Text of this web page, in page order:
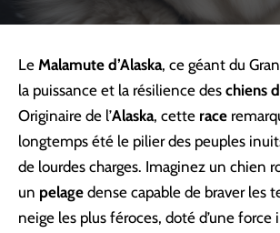
Le Malamute d’Alaska, ce géant du
la puissance et la résilience des chiens
Originaire de l’Alaska, cette race
longtemps été le pilier des peuples
de lourdes charges. Imaginez un chien
un pelage dense capable de braver les
neige les plus féroces, doté d’une